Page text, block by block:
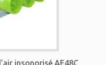
insonorisé AE48C